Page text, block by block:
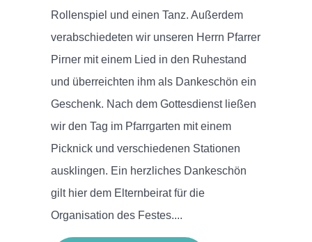
Rollenspiel und einen Tanz. Außerdem
verabschiedeten wir unseren Herrn Pfarrer
Pirner mit einem Lied in den Ruhestand
und überreichten ihm als Dankeschön ein
Geschenk. Nach dem Gottesdienst ließen
wir den Tag im Pfarrgarten mit einem
Picknick und verschiedenen Stationen
ausklingen. Ein herzliches Dankeschön
gilt hier dem Elternbeirat für die
Organisation des Festes....